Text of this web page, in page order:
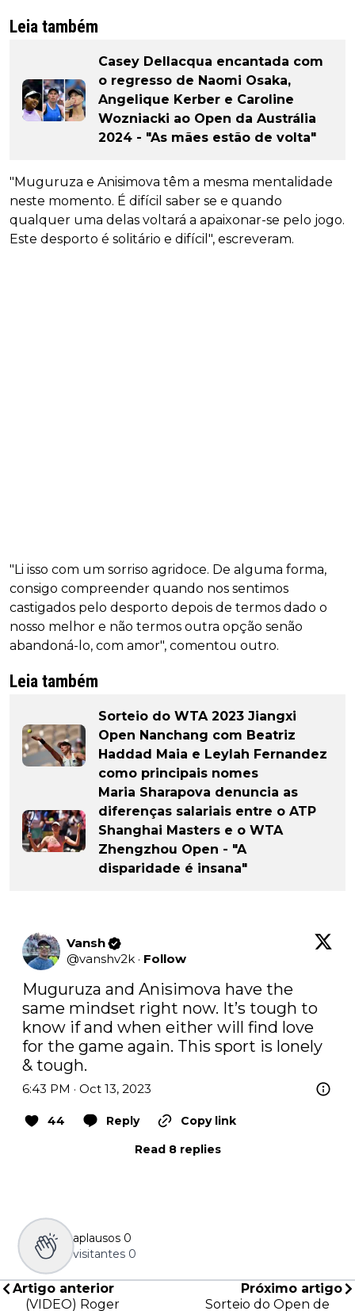
Leia também
Casey Dellacqua encantada com
o regresso de Naomi Osaka,
Angelique Kerber e Caroline
Wozniacki ao Open da Austrália
2024 - "As mães estão de volta"
"Muguruza e Anisimova têm a mesma mentalidade
neste momento. É difícil saber se e quando
qualquer uma delas voltará a apaixonar-se pelo jogo.
Este desporto é solitário e difícil", escreveram.
"Li isso com um sorriso agridoce. De alguma forma,
consigo compreender quando nos sentimos
castigados pelo desporto depois de termos dado o
nosso melhor e não termos outra opção senão
abandoná-lo, com amor", comentou outro.
Leia também
Sorteio do WTA 2023 Jiangxi
Open Nanchang com Beatriz
Haddad Maia e Leylah Fernandez
como principais nomes
Maria Sharapova denuncia as
diferenças salariais entre o ATP
Shanghai Masters e o WTA
Zhengzhou Open - "A
disparidade é insana"
Vansh
@vanshv2k · Follow
Muguruza and Anisimova have the
same mindset right now. It’s tough to
know if and when either will find love
for the game again. This sport is lonely
& tough.
6:43 PM · Oct 13, 2023
44 Reply
Copy link
Read 8 replies
aplausos 0
visitantes 0
Artigo anterior
(VIDEO) Roger
Próximo artigo
Sorteio do Open de